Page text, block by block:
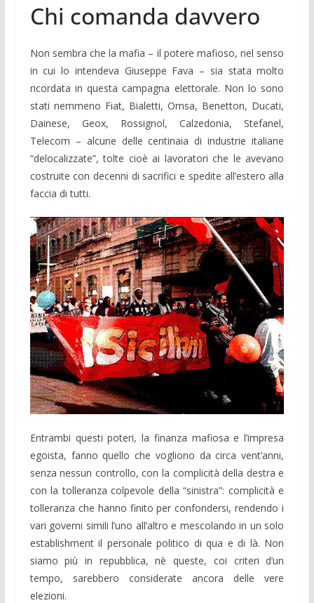
Chi comanda davvero
Non sembra che la mafia – il potere mafioso, nel senso
in cui lo intendeva Giuseppe Fava – sia stata molto
ricordata in questa campagna elettorale. Non lo sono
stati nemmeno Fiat, Bialetti, Omsa, Benetton, Ducati,
Dainese, Geox, Rossignol, Calzedonia, Stefanel,
Telecom – alcune delle centinaia di industrie italiane
“delocalizzate”, tolte cioè ai lavoratori che le avevano
costruite con decenni di sacrifici e spedite all’estero alla
faccia di tutti.
Entrambi questi poteri, la finanza mafiosa e l’impresa
egoista, fanno quello che vogliono da circa vent’anni,
senza nessun controllo, con la complicità della destra e
con la tolleranza colpevole della “sinistra”: complicità e
tolleranza che hanno finito per confondersi, rendendo i
vari governi simili l’uno all’altro e mescolando in un solo
establishment il personale politico di qua e di là. Non
siamo più in repubblica, nè queste, coi criteri d’un
tempo, sarebbero considerate ancora delle vere
elezioni.